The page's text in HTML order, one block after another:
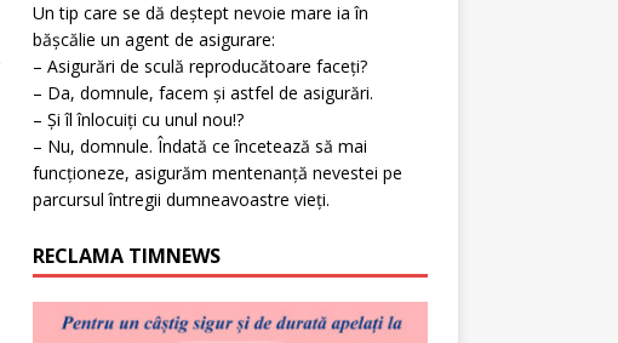
Un tip care se dă deștept nevoie mare ia în
bășcălie un agent de asigurare:
– Asigurări de sculă reproducătoare faceți?
– Da, domnule, facem și astfel de asigurări.
– Și îl înlocuiți cu unul nou!?
– Nu, domnule. Îndată ce încetează să mai
funcționeze, asigurăm mentenanță nevestei pe
parcursul întregii dumneavoastre vieți.
RECLAMA TIMNEWS